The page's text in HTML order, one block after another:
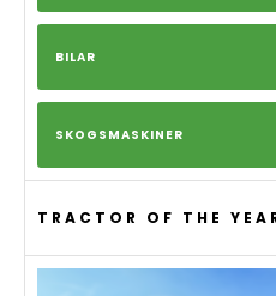
BILAR
SKOGSMASKINER
TRACTOR OF THE